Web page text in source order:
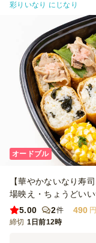
彩りいなり にじなり
オードブル
【華やかないなり寿
場映え・ちょうどい
5.00
2件 490
締切 1日前12時